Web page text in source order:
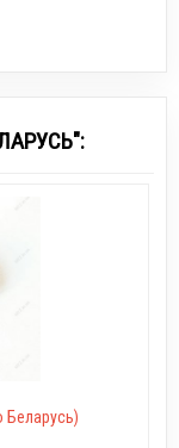
Беларусь)